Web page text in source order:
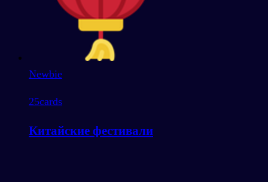
Newbie
25cards
Китайские фестивали